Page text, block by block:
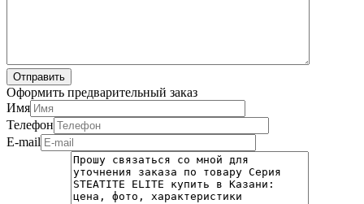
Оформить предварительный заказ
Имя
Телефон
E-mail